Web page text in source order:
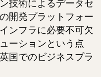
技術によるデータセ
開発プラットフォー
ンフラに必要不可欠
ーションという点
国でのビジネスプラ